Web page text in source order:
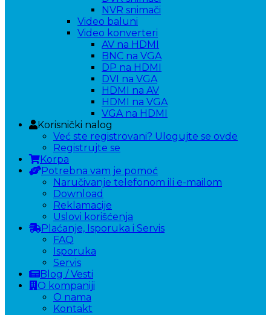
NVR snimači
Video baluni
Video konverteri
AV na HDMI
BNC na VGA
DP na HDMI
DVI na VGA
HDMI na AV
HDMI na VGA
VGA na HDMI
Korisnički nalog
Već ste registrovani? Ulogujte se ovde
Registrujte se
Korpa
Potrebna vam je pomoć
Naručivanje telefonom ili e-mailom
Download
Reklamacije
Uslovi korišćenja
Plaćanje, Isporuka i Servis
FAQ
Isporuka
Servis
Blog / Vesti
O kompaniji
O nama
Kontakt